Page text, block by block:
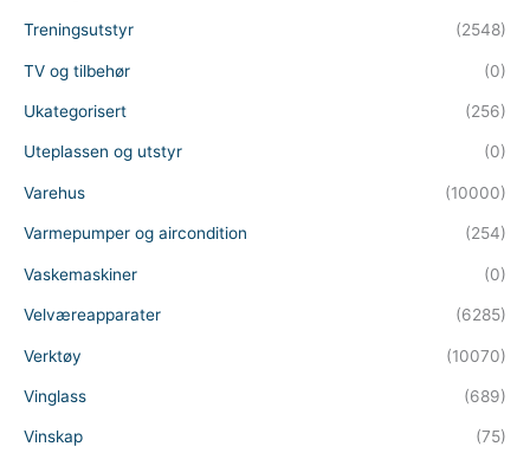
Treningsutstyr (2548)
TV og tilbehør (0)
Ukategorisert (256)
Uteplassen og utstyr (0)
Varehus (10000)
Varmepumper og aircondition (254)
Vaskemaskiner (0)
Velværeapparater (6285)
Verktøy (10070)
Vinglass (689)
Vinskap (75)